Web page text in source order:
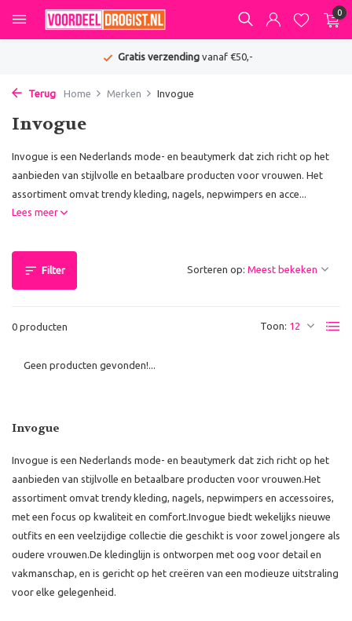
0
Gratis verzendingvanaf €50,-
Terug Home Merken Invogue
Invogue
Invogue is een Nederlands mode- en beautymerk dat zich richt op het
aanbieden van stijlvolle en betaalbare producten voor vrouwen. Het
assortiment omvat trendy kleding, nagels, nepwimpers en acce...
Lees meer
Filter
0 producten Toon:
Sorteren op:
Geen producten gevonden!...
Invogue
Invogue is een Nederlands mode- en beautymerk dat zich richt op het
aanbieden van stijlvolle en betaalbare producten voor vrouwen.Het
assortiment omvat trendy kleding, nagels, nepwimpers en accessoires,
met een focus op kwaliteit en comfort.Invogue biedt wekelijks nieuwe
outfits en een veelzijdige collectie die geschikt is voor zowel jongere als
oudere vrouwen.De kledinglijn is ontworpen met oog voor detail en
vakmanschap, en is gericht op het creëren van een modieuze uitstraling
voor elke gelegenheid.